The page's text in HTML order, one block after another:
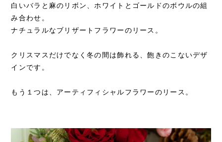
白いバラと麻のリボン、ホワイトとゴールドのボウルの組
み合わせ。
ナチュラルなブリザートフラワーのリース。
クリスマスだけでなく冬の間は飾れる、飽きのこないデザ
インです。
もう１つは、アーティフィシャルフラワーのリース。